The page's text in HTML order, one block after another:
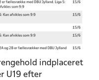
indplaceret
U19 efter